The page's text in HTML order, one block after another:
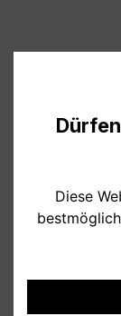
Preise inkl. MwSt.
Verfügbar,
weiß
dunkelblau
Diese